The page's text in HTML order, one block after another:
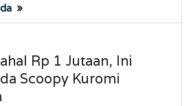
»
Lebih
Rp
1
Jutaan,
Rp 1 Jutaan, Ini
Scoopy Kuromi